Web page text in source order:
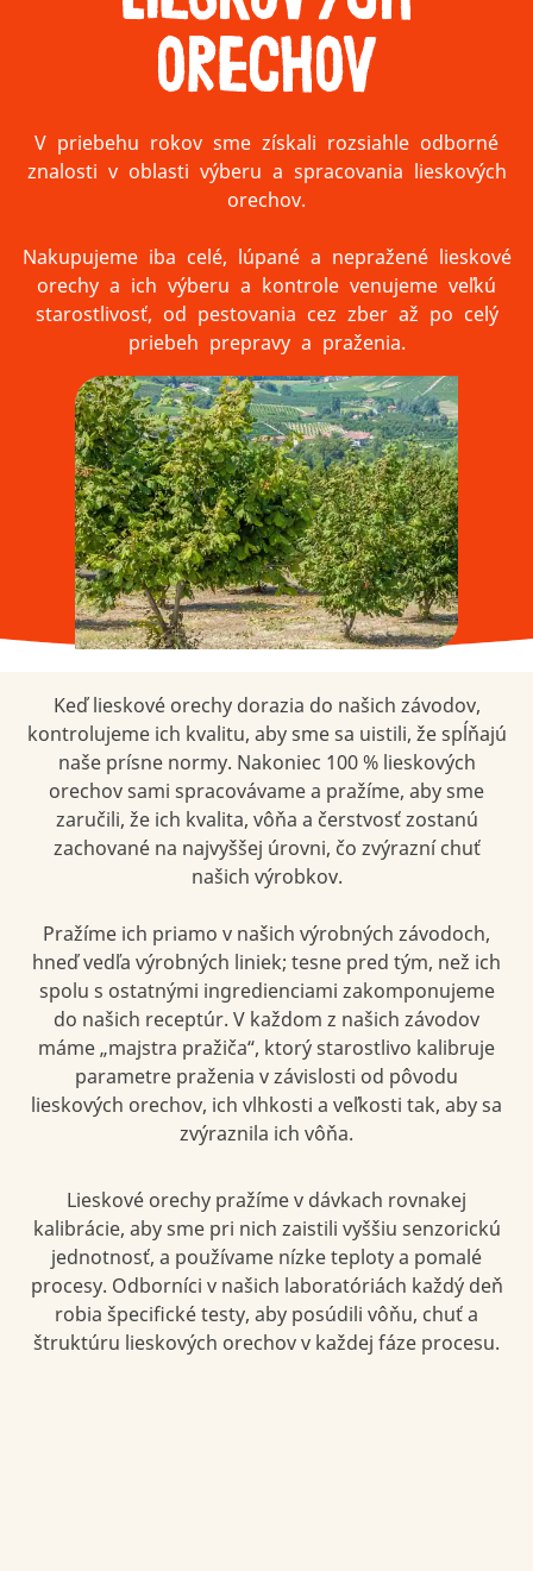
orechov
V priebehu rokov sme získali rozsiahle odborné
znalosti v oblasti výberu a spracovania lieskových
orechov.
Nakupujeme iba celé, lúpané a nepražené lieskové
orechy a ich výberu a kontrole venujeme veľkú
starostlivosť, od pestovania cez zber až po celý
priebeh prepravy a praženia.
Keď lieskové orechy dorazia do našich závodov,
kontrolujeme ich kvalitu, aby sme sa uistili, že spĺňajú
naše prísne normy. Nakoniec 100 % lieskových
orechov sami spracovávame a pražíme, aby sme
zaručili, že ich kvalita, vôňa a čerstvosť zostanú
zachované na najvyššej úrovni, čo zvýrazní chuť
našich výrobkov.
Pražíme ich priamo v našich výrobných závodoch,
hneď vedľa výrobných liniek; tesne pred tým, než ich
spolu s ostatnými ingredienciami zakomponujeme
do našich receptúr. V každom z našich závodov
máme „majstra pražiča“, ktorý starostlivo kalibruje
parametre praženia v závislosti od pôvodu
lieskových orechov, ich vlhkosti a veľkosti tak, aby sa
zvýraznila ich vôňa.
Lieskové orechy pražíme v dávkach rovnakej
kalibrácie, aby sme pri nich zaistili vyššiu senzorickú
jednotnosť, a používame nízke teploty a pomalé
procesy. Odborníci v našich laboratóriách každý deň
robia špecifické testy, aby posúdili vôňu, chuť a
štruktúru lieskových orechov v každej fáze procesu.